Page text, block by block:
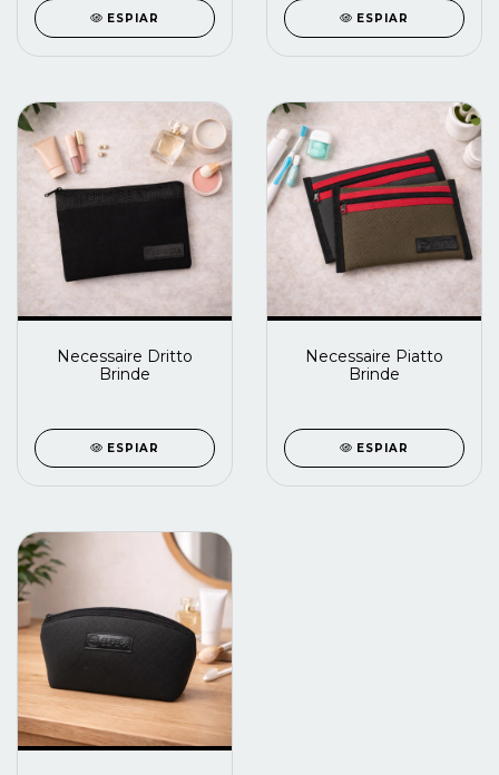
ESPIAR ESPIAR
Necessaire Dritto
Brinde
ESPIAR
Necessaire Piatto
Brinde
ESPIAR